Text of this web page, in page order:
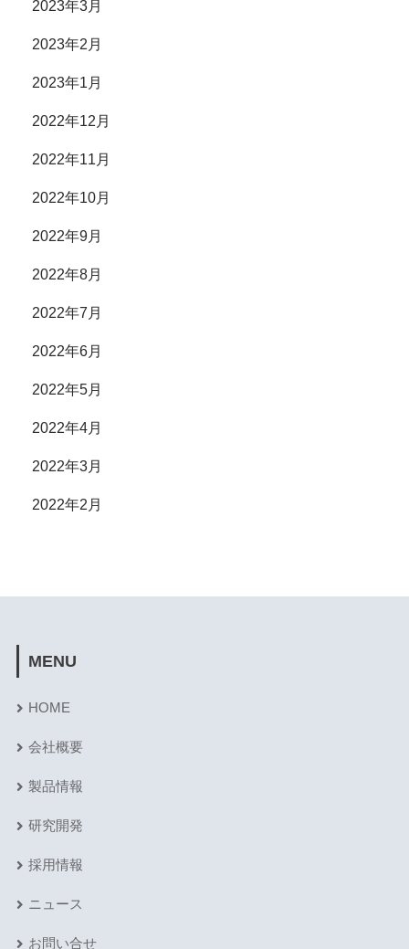
2023年3月
2023年2月
2023年1月
2022年12月
2022年11月
2022年10月
2022年9月
2022年8月
2022年7月
2022年6月
2022年5月
2022年4月
2022年3月
2022年2月
MENU
HOME
会社概要
製品情報
研究開発
採用情報
ニュース
お問い合せ